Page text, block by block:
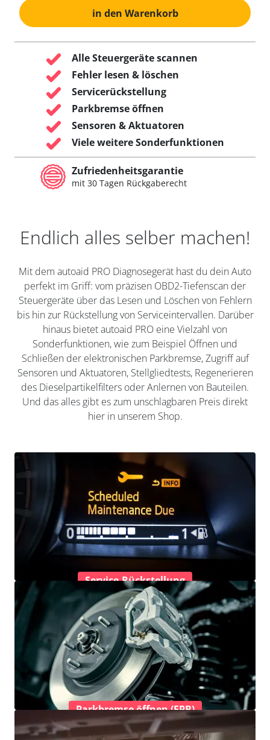
in den Warenkorb
Alle Steuergeräte scannen
Fehler lesen & löschen
Servicerückstellung
Parkbremse öffnen
Sensoren & Aktuatoren
Viele weitere Sonderfunktionen
Zufriedenheitsgarantie
mit 30 Tagen Rückgaberecht
Endlich alles selber machen!
Mit dem autoaid PRO Diagnosegerät hast du dein Auto
perfekt im Griff: vom präzisen OBD2-Tiefenscan der
Steuergeräte über das Lesen und Löschen von Fehlern
bis hin zur Rückstellung von Serviceintervallen. Darüber
hinaus bietet autoaid PRO eine Vielzahl von
Sonderfunktionen, wie zum Beispiel Öffnen und
Schließen der elektronischen Parkbremse, Zugriff auf
Sensoren und Aktuatoren, Stellgliedtests, Regenerieren
des Dieselpartikelfilters oder Anlernen von Bauteilen.
Und das alles gibt es zum unschlagbaren Preis direkt
hier in unserem Shop.
Service-Rückstellung
Parkbremse öffnen (EPB)